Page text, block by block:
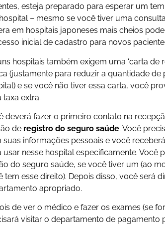
esteja preparado para esperar um
– mesmo se você tiver uma
em hospitais japoneses mais cheios
inicial de cadastro para novos
hospitais também exigem uma ‘carta de
(justamente para reduzir a quantidade
e se você não tiver essa carta, você
taxa extra.
deverá fazer o primeiro contato na
de registro do seguro saúde. Você
suas informações pessoais e você
usar nesse hospital especificamente. Você
do seguro saúde, se você tiver um (ao
tem esse direito). Depois disso, você será
apropriado.
de ver o médico e fazer os exames (se
visitar o departamento de pagamento